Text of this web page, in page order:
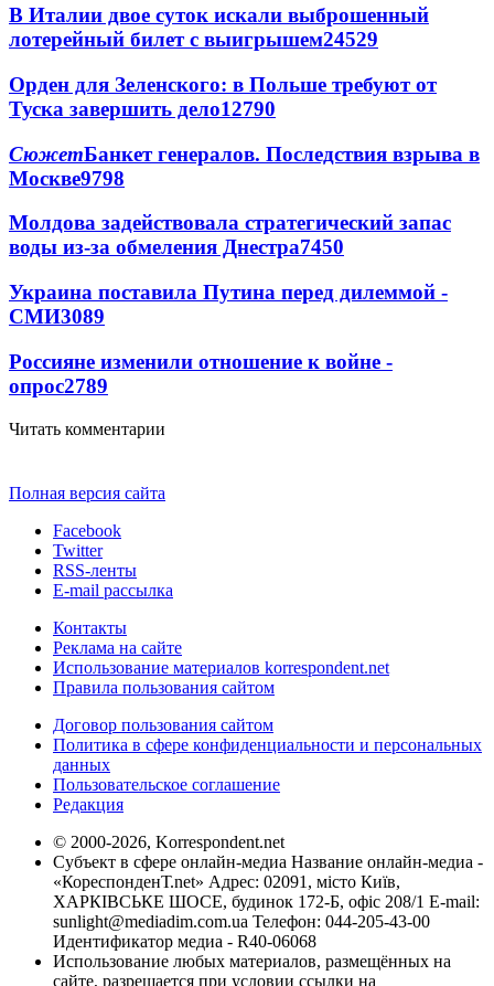
В Италии двое суток искали выброшенный
лотерейный билет с выигрышем24529
Орден для Зеленского: в Польше требуют от
Туска завершить дело12790
СюжетБанкет генералов. Последствия взрыва в
Москве9798
Молдова задействовала стратегический запас
воды из-за обмеления Днестра7450
Украина поставила Путина перед дилеммой -
СМИ3089
Россияне изменили отношение к войне -
опрос2789
Читать комментарии
Полная версия сайта
Facebook
Twitter
RSS-ленты
E-mail рассылка
Контакты
Реклама на сайте
Использование материалов korrespondent.net
Правила пользования сайтом
Договор пользования сайтом
Политика в сфере конфиденциальности и персональных
данных
Пользовательское соглашение
Редакция
© 2000-2026, Korrespondent.net
Субъект в сфере онлайн-медиа Название онлайн-медиа -
«КореспонденТ.net» Адрес: 02091, місто Київ,
ХАРКІВСЬКЕ ШОСЕ, будинок 172-Б, офіс 208/1 E-mail:
sunlight@mediadim.com.ua Телефон: 044-205-43-00
Идентификатор медиа - R40-06068
Использование любых материалов, размещённых на
сайте, разрешается при условии ссылки на